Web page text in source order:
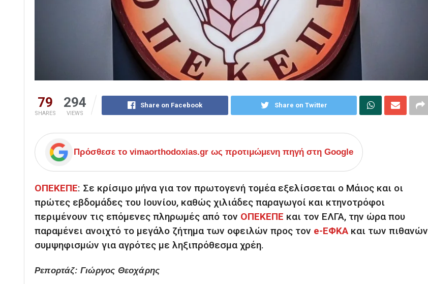
79
SHARES
294
VIEWS
Share on Facebook Share on Twitter
Πρόσθεσε το vimaorthodoxias.gr ως προτιμώμενη πηγή στη Google
ΟΠΕΚΕΠΕ: Σε κρίσιμο μήνα για τον πρωτογενή τομέα εξελίσσεται ο Μάιος και οι
πρώτες εβδομάδες του Ιουνίου, καθώς χιλιάδες παραγωγοί και κτηνοτρόφοι
περιμένουν τις επόμενες πληρωμές από τον ΟΠΕΚΕΠΕ και τον ΕΛΓΑ, την ώρα που
παραμένει ανοιχτό το μεγάλο ζήτημα των οφειλών προς τον e-ΕΦΚΑ και των πιθανών
συμψηφισμών για αγρότες με ληξιπρόθεσμα χρέη.
Ρεπορτάζ: Γιώργος Θεοχάρης